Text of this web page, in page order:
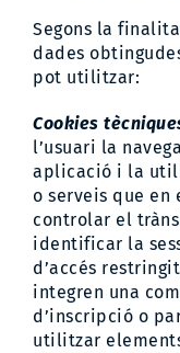
Segons la
dades
pot utilitzar:
Cookies
l’usuari la
aplicació i la
o serveis que en
controlar el
identificar la
d’accés
integren una
d’inscripció o
utilitzar